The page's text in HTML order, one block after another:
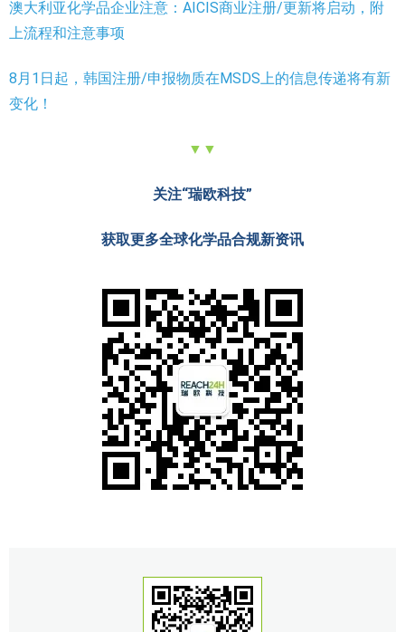
澳大利亚化学品企业注意：AICIS商业注册/更新将启动，附
上流程和注意事项
8月1日起，韩国注册/申报物质在MSDS上的信息传递将有新
变化！
▼▼
关注“瑞欧科技”
获取更多全球化学品合规新资讯